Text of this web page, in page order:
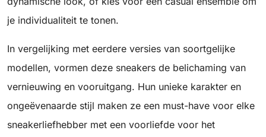
je individualiteit te tonen.
In vergelijking met eerdere versies van soortgelijke
modellen, vormen deze sneakers de belichaming van
vernieuwing en vooruitgang. Hun unieke karakter en
ongeëvenaarde stijl maken ze een must-have voor elke
sneakerliefhebber met een voorliefde voor het